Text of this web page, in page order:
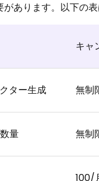
があります。以下の
キャ
ター生成 無制
量 無制
100/